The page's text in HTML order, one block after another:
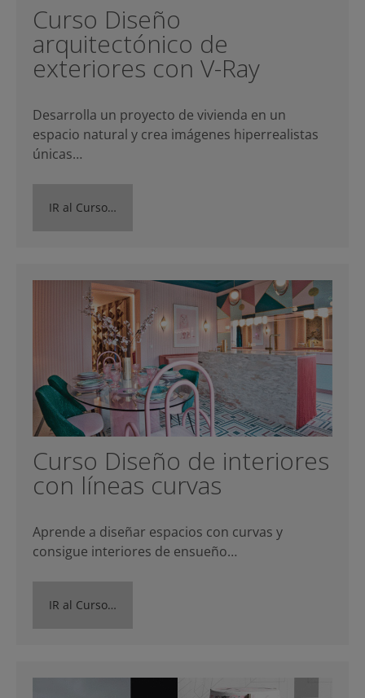
Curso Diseño
arquitectónico de
exteriores con V-Ray
Desarrolla un proyecto de vivienda en un
espacio natural y crea imágenes hiperrealistas
únicas…
IR al Curso…
Curso Diseño de interiores
con líneas curvas
Aprende a diseñar espacios con curvas y
consigue interiores de ensueño…
IR al Curso…